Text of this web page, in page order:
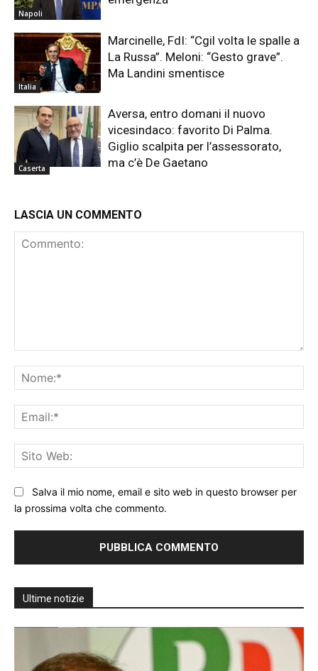
Napoli
Italia
Marcinelle, FdI: “Cgil volta le spalle a
La Russa”. Meloni: “Gesto grave”.
Ma Landini smentisce
Caserta
Aversa, entro domani il nuovo
vicesindaco: favorito Di Palma.
Giglio scalpita per l’assessorato,
ma c’è De Gaetano
LASCIA UN COMMENTO
Salva il mio nome, email e sito web in questo browser per
la prossima volta che commento.
Ultime notizie